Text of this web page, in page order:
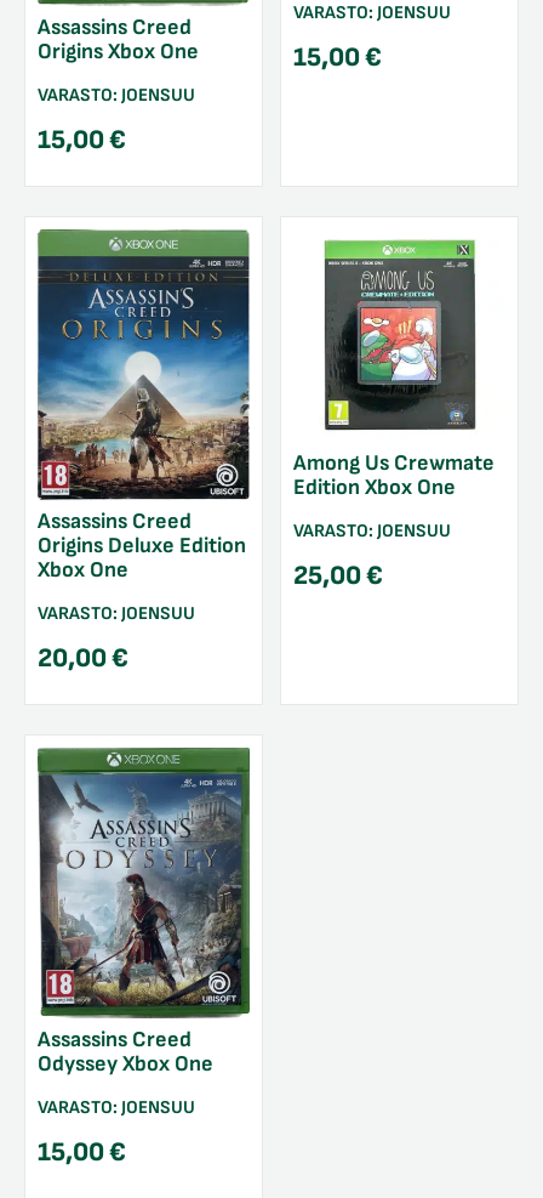
Assassins Creed
Origins Xbox One
VARASTO: JOENSUU
15,00€
VARASTO: JOENSUU
15,00€
Assassins Creed
Origins Deluxe Edition
Xbox One
VARASTO: JOENSUU
20,00€
Among Us Crewmate
Edition Xbox One
VARASTO: JOENSUU
25,00€
Assassins Creed
Odyssey Xbox One
VARASTO: JOENSUU
15,00€